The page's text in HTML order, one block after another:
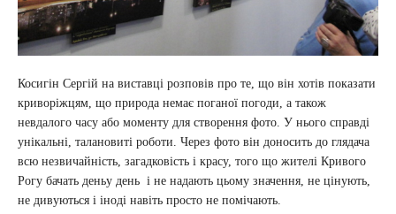
Косигін Сергій на виставці розповів про те, що він хотів показати
криворіжцям, що природа немає поганої погоди, а також
невдалого часу або моменту для створення фото. У нього справді
унікальні, талановиті роботи. Через фото він доносить до глядача
всю незвичайність, загадковість і красу, того що жителі Кривого
Рогу бачать деньу день і не надають цьому значення, не цінують,
не дивуються і іноді навіть просто не помічають.